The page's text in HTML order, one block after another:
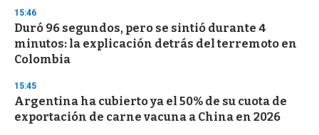
s
e
c
o
n
15:46
Duró 96 segundos, pero se sintió durante 4
minutos: la explicación detrás del terremoto en
Colombia
15:45
Argentina ha cubierto ya el 50% de su cuota de
exportación de carne vacuna a China en 2026